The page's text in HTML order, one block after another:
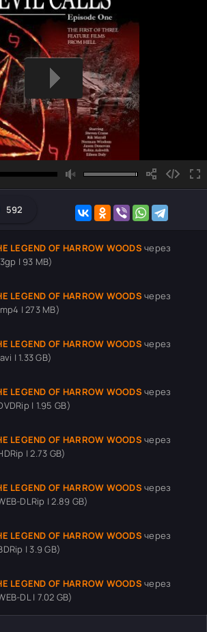
592
LEGEND OF HARROW WOODS через
| 93 MB)
LEGEND OF HARROW WOODS через
| 273 MB)
LEGEND OF HARROW WOODS через
| 1.33 GB)
LEGEND OF HARROW WOODS через
| 1.95 GB)
LEGEND OF HARROW WOODS через
| 2.73 GB)
LEGEND OF HARROW WOODS через
DLRip | 2.89 GB)
LEGEND OF HARROW WOODS через
| 3.9 GB)
LEGEND OF HARROW WOODS через
DL | 7.02 GB)